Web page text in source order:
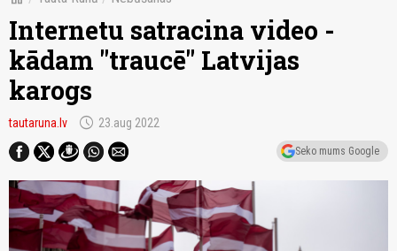
Internetu satracina video -
kādam "traucē" Latvijas
karogs
tautaruna.lv schedule 23.aug 2022
Seko mums Google